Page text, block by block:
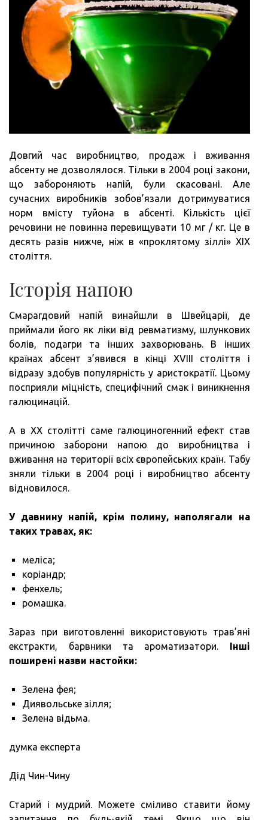
Довгий час виробництво, продаж і вживання
абсенту не дозволялося. Тільки в 2004 році закони,
що забороняють напій, були скасовані. Але
сучасних виробників зобов’язали дотримуватися
норм вмісту туйона в абсенті. Кількість цієї
речовини не повинна перевищувати 10 мг / кг. Це в
десять разів нижче, ніж в «проклятому зіллі» XIX
століття.
Історія напою
Смарагдовий напій винайшли в Швейцарії, де
приймали його як ліки від ревматизму, шлункових
болів, подагри та інших захворювань. В інших
країнах абсент з’явився в кінці XVIII століття і
відразу здобув популярність у аристократії. Цьому
посприяли міцність, специфічний смак і виникнення
галюцинацій.
А в XX столітті саме галюциногенний ефект став
причиною заборони напою до виробництва і
вживання на території всіх європейських країн. Табу
зняли тільки в 2004 році і виробництво абсенту
відновилося.
У давнину напій, крім полину, наполягали на
таких травах, як:
меліса;
коріандр;
фенхель;
ромашка.
Зараз при виготовленні використовують трав’яні
екстракти, барвники та ароматизатори. Інші
поширені назви настойки:
Зелена фея;
Диявольське зілля;
Зелена відьма.
думка експерта
Дід Чин-Чину
Старий і мудрий. Можете сміливо ставити йому